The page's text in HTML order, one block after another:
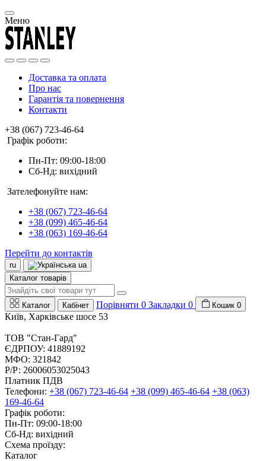
Меню
Доставка та оплата
Про нас
Гарантія та повернення
Контакти
+38 (067) 723-46-64
Графік роботи:
Пн-Пт: 09:00-18:00
Сб-Нд: вихідний
Зателефонуйте нам:
+38 (067) 723-46-64
+38 (099) 465-46-64
+38 (063) 169-46-64
Перейти до контактів
ru
ua
Каталог товарів
Каталог Кабінет Порівняти 0 Закладки 0 Кошик 0
Київ, Харківське шосе 53
ТОВ "Стан-Гард"
ЄДРПОУ: 41889192
МФО: 321842
Р/Р: 26006053025043
Платник ПДВ
Телефони: +38 (067) 723-46-64 +38 (099) 465-46-64 +38 (063)
169-46-64
Графік роботи:
Пн-Пт: 09:00-18:00
Сб-Нд: вихідний
Схема проїзду:
Каталог